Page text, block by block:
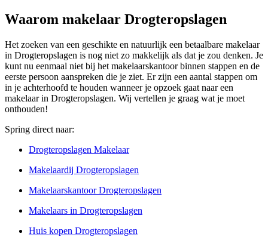
Waarom makelaar Drogteropslagen
Het zoeken van een geschikte en natuurlijk een betaalbare makelaar
in Drogteropslagen is nog niet zo makkelijk als dat je zou denken. Je
kunt nu eenmaal niet bij het makelaarskantoor binnen stappen en de
eerste persoon aanspreken die je ziet. Er zijn een aantal stappen om
in je achterhoofd te houden wanneer je opzoek gaat naar een
makelaar in Drogteropslagen. Wij vertellen je graag wat je moet
onthouden!
Spring direct naar:
Drogteropslagen Makelaar
Makelaardij Drogteropslagen
Makelaarskantoor Drogteropslagen
Makelaars in Drogteropslagen
Huis kopen Drogteropslagen